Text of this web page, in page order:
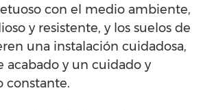
con el medio ambiente,
y resistente, y los suelos de
una instalación cuidadosa,
acabado y un cuidado y
constante.